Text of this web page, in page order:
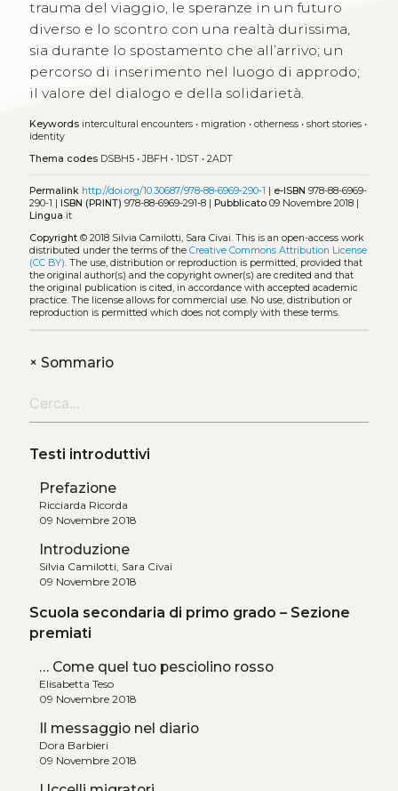
trauma del viaggio, le speranze in un futuro
diverso e lo scontro con una realtà durissima,
sia durante lo spostamento che all’arrivo; un
percorso di inserimento nel luogo di approdo;
il valore del dialogo e della solidarietà.
Keywords intercultural encounters• migration • otherness• short stories•
identity
Thema codes DSBH5•JBFH • 1DST• 2ADT
Permalink http://doi.org/10.30687/978-88-6969-290-1 | e-ISBN 978-88-6969-
290-1 | ISBN (PRINT) 978-88-6969-291-8 | Pubblicato09 Novembre 2018 |
Lingua it
Copyright© 2018 Silvia Camilotti, Sara Civai. This is an open-access work
distributed under the terms of the Creative Commons Attribution License
(CC BY). The use, distribution or reproduction is permitted, provided that
the original author(s) and the copyright owner(s) are credited and that
the original publication is cited, in accordance with accepted academic
practice. The license allows for commercial use. No use, distribution or
reproduction is permitted which does not comply with these terms.
+Sommario
Testi introduttivi
Prefazione
Ricciarda Ricorda
09 Novembre 2018
Introduzione
Silvia Camilotti, Sara Civai
09 Novembre 2018
Scuola secondaria di primo grado – Sezione
premiati
… Come quel tuo pesciolino rosso
Elisabetta Teso
09 Novembre 2018
Il messaggio nel diario
Dora Barbieri
09 Novembre 2018